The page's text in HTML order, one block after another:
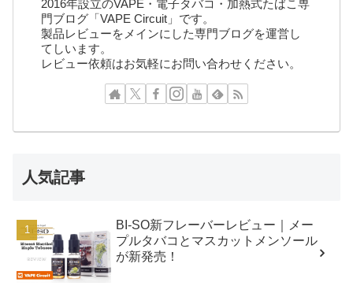
2016年設立のVAPE・電子タバコ・加熱式たばこ専
門ブログ「VAPE Circuit」です。
製品レビューをメインにした専門ブログを運営し
てしいます。
レビュー依頼はお気軽にお問い合わせください。
人気記事
BI-SO新フレーバーレビュー｜メー
プルタバコとマスカットメンソール
が新発売！